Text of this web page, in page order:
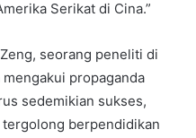
Serikat di Cina.”
seorang peneliti di
propaganda
sedemikian sukses,
berpendidikan